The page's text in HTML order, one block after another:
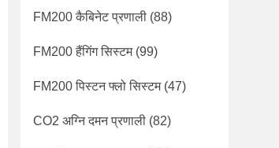
FM200 कैबिनेट प्रणाली (88)
FM200 हैंगिंग सिस्टम(99)
FM200 पिस्टन फ्लो सिस्टम(47)
CO2 अग्नि दमन प्रणाली (82)